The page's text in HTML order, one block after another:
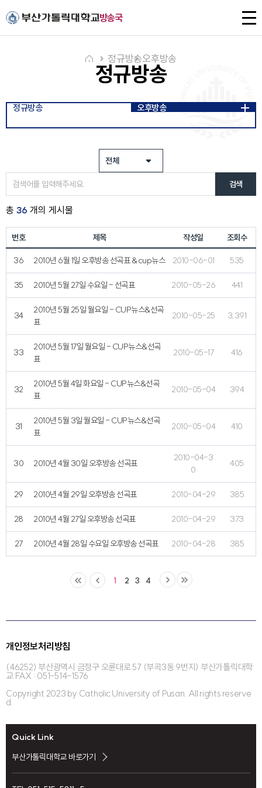
방송국
전
체
메
정규방송
정규방송오후방송
정규방송 오후방송
검색
총 36 개의 게시물
번호 제목 작성일 조회수
36 2010년 6월 1일 오후방송 선곡표 & cup뉴스 2010-06-01 535
35 2010년 5월 27일 수요일 - 선곡표 2010-05-26 441
34
2010년 5월 25일 월요일 - CUP뉴스&선곡
표
2010-05-25 3,391
33
2010년 5월 17일 월요일 - CUP뉴스&선곡
표
2010-05-17 416
32
2010년 5월 4일 화요일 - CUP뉴스&선곡
표
2010-05-04 394
31
2010년 5월 3일 월요일 - CUP뉴스&선곡
표
2010-05-04 410
30 2010년 4월 30일 오후방송 선곡표
2010-04-3
0
405
29 2010년 4월 29일 오후방송 선곡표 2010-04-29 385
28 2010년 4월 27일 오후방송 선곡표 2010-04-29 373
27 2010년 4월 28일 수요일 오후방송 선곡표 2010-04-28 385
1 2 3 4
개인정보처리방침
(46252) 부산광역시 금정구 오륜대로 57 (부곡3동 9번지) 부산가톨릭대학
교 FAX : 051-514-1576
Copyright 2023 by Catholic University of Pusan. All rights reserve
d.
Quick Link
부산가톨릭대학교 바로가기